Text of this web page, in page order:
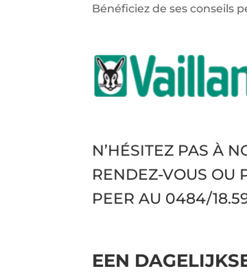
Bénéficiez de ses conseils
N’HÉSITEZ PAS À
RENDEZ-VOUS OU
PEER AU 0484/
EEN